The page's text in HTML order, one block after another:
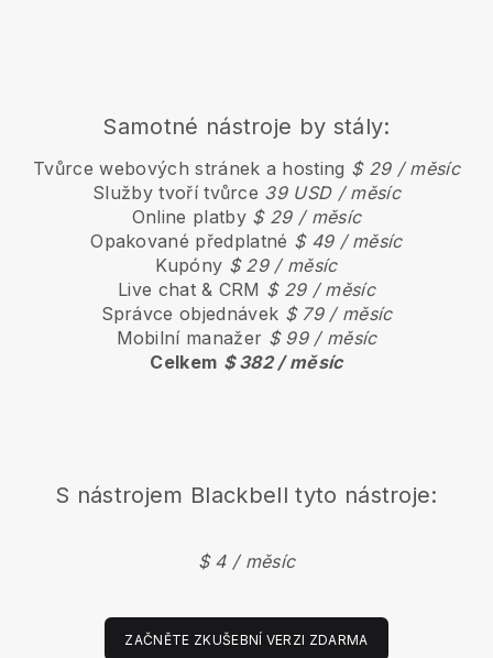
Samotné nástroje by stály:
Tvůrce webových stránek a hosting $ 29 / měsíc
Služby tvoří tvůrce 39 USD / měsíc
Online platby $ 29 / měsíc
Opakované předplatné $ 49 / měsíc
Kupóny $ 29 / měsíc
Live chat & CRM $ 29 / měsíc
Správce objednávek $ 79 / měsíc
Mobilní manažer $ 99 / měsíc
Celkem $ 382 / měsíc
S nástrojem Blackbell tyto nástroje:
$ 4 / měsíc
ZAČNĚTE ZKUŠEBNÍ VERZI ZDARMA